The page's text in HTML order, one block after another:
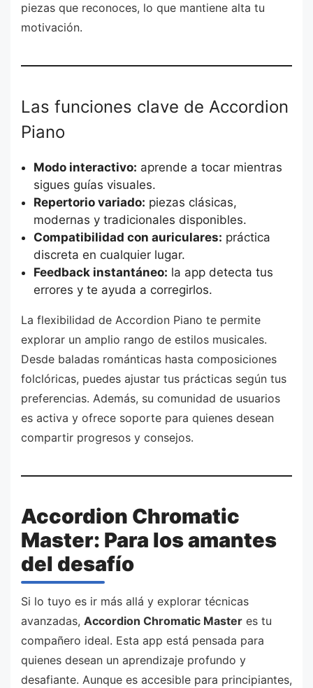
piezas que reconoces, lo que mantiene alta tu
motivación.
Las funciones clave de Accordion
Piano
Modo interactivo: aprende a tocar mientras
sigues guías visuales.
Repertorio variado: piezas clásicas,
modernas y tradicionales disponibles.
Compatibilidad con auriculares: práctica
discreta en cualquier lugar.
Feedback instantáneo: la app detecta tus
errores y te ayuda a corregirlos.
La flexibilidad de Accordion Piano te permite
explorar un amplio rango de estilos musicales.
Desde baladas románticas hasta composiciones
folclóricas, puedes ajustar tus prácticas según tus
preferencias. Además, su comunidad de usuarios
es activa y ofrece soporte para quienes desean
compartir progresos y consejos.
Accordion Chromatic
Master: Para los amantes
del desafío
Si lo tuyo es ir más allá y explorar técnicas
avanzadas, Accordion Chromatic Master es tu
compañero ideal. Esta app está pensada para
quienes desean un aprendizaje profundo y
desafiante. Aunque es accesible para principiantes,